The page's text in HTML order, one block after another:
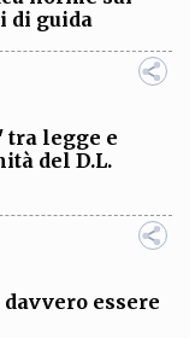
di guida
tra legge e
del D.L.
essere